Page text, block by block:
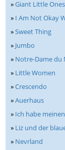
»Giant Little Ones
» I Am Not Okay
»Sweet Thing
» Jumbo
» Notre-Dame du
» Little Women
»Crescendo
»Auerhaus
» Ich habe
» Liz und der
» Nevrland